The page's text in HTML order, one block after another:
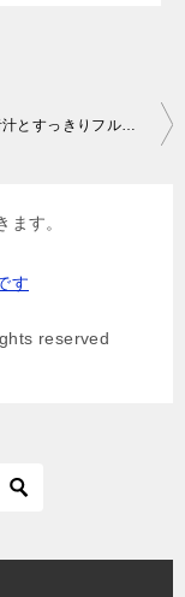
スイーツ青汁とすっきりフルーツ青汁の違いと選び方
す。
す
reserved